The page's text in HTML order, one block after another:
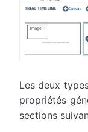
Les deux
propriétés
sections